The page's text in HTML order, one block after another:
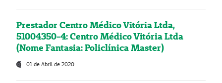
Prestador Centro Médico Vitória Ltda,
51004350-4: Centro Médico Vitória Ltda
(Nome Fantasia: Policlínica Master)
01 de Abril de 2020